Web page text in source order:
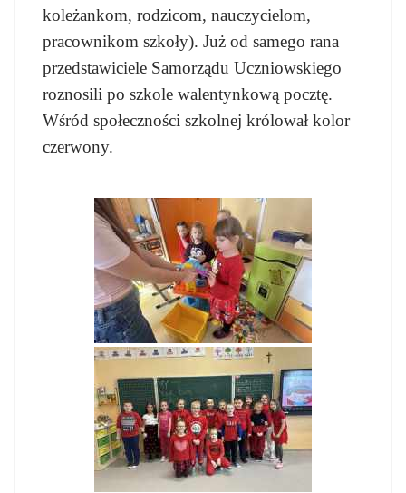
koleżankom, rodzicom, nauczycielom,
pracownikom szkoły). Już od samego rana
przedstawiciele Samorządu Uczniowskiego
roznosili po szkole walentynkową pocztę.
Wśród społeczności szkolnej królował kolor
czerwony.